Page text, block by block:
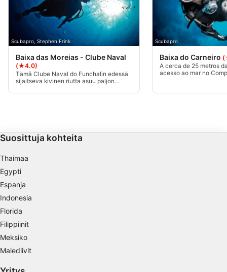
Scubapro, Stephen Frink
Baixa das Moreias - Clube Naval
(★4.0)
Tämä Clube Naval do Funchalin edessä
sijaitseva kivinen riutta asuu paljon
Navigation ei ole vaikeaa, sillä riutta
Scubapro
Baixa do Carneiro
A cerca de 25 metros
acesso ao mar no
18 metros.
Suosittuja kohteita
Thaimaa
Egypti
Espanja
Indonesia
Florida
Filippiinit
Meksiko
Malediivit
Rajoitettujen tietojen käyttö mainosten
valitsemiseksi
Personoidun mainosprofiilin
muodostaminen
Profiilien käyttö kohdennetun mainonnan
valitsemiseksi
valitsemiseksi
Sisällön tehokkuuden mittaaminen
Yleisöjen ymmärtäminen eri lähteistä
yhdistelmien avulla
Palvelujen kehittäminen ja parantaminen
Rajoitettujen tietojen käyttö sisällön